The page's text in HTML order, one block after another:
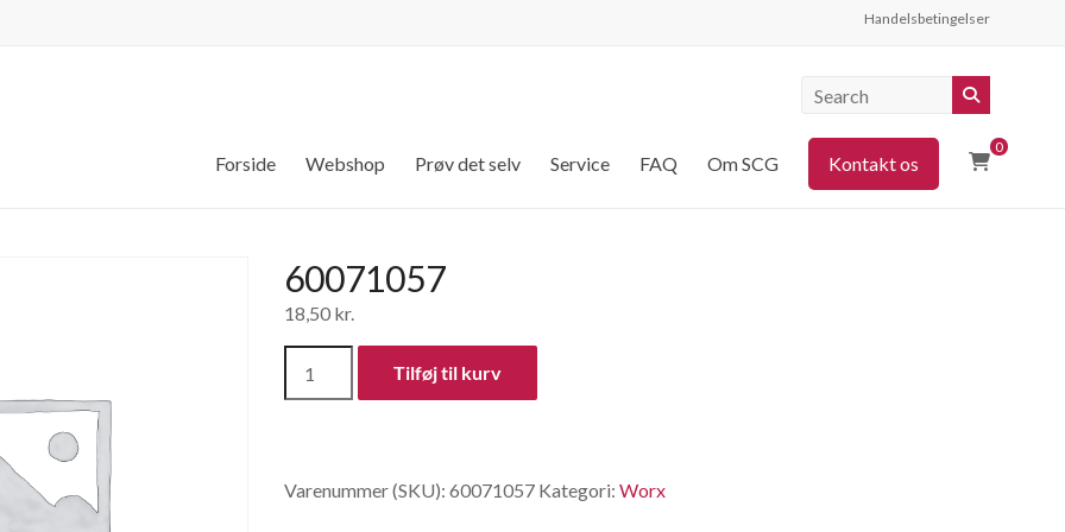
Handelsbetingelser
0
Forside Webshop Prøv det selv Service FAQ Om SCG Kontakt os
60071057
18,50 kr.
Tilføj til kurv
Varenummer (SKU): 60071057 Kategori: Worx